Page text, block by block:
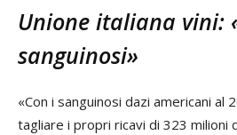
Unione italiana vini:
sanguinosi»
«Con i sanguinosi dazi americani al
tagliare i propri ricavi di 323 milioni